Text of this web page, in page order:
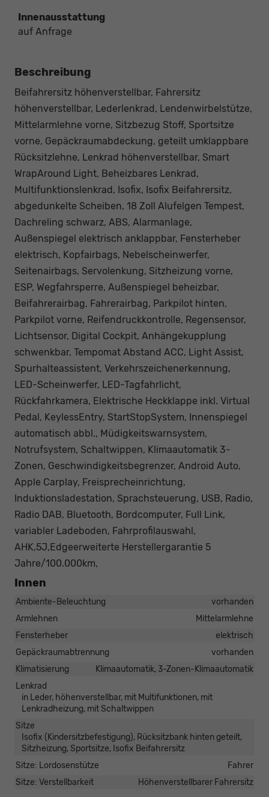
Innenausstattung
auf Anfrage
Beschreibung
Beifahrersitz höhenverstellbar, Fahrersitz
höhenverstellbar, Lederlenkrad, Lendenwirbelstütze,
Mittelarmlehne vorne, Sitzbezug Stoff, Sportsitze
vorne, Gepäckraumabdeckung, geteilt umklappbare
Rücksitzlehne, Lenkrad höhenverstellbar, Smart
WrapAround Light, Beheizbares Lenkrad,
Multifunktionslenkrad, Isofix, Isofix Beifahrersitz,
abgedunkelte Scheiben, 18 Zoll Alufelgen Tempest,
Dachreling schwarz, ABS, Alarmanlage,
Außenspiegel elektrisch anklappbar, Fensterheber
elektrisch, Kopfairbags, Nebelscheinwerfer,
Seitenairbags, Servolenkung, Sitzheizung vorne,
ESP, Wegfahrsperre, Außenspiegel beheizbar,
Beifahrerairbag, Fahrerairbag, Parkpilot hinten,
Parkpilot vorne, Reifendruckkontrolle, Regensensor,
Lichtsensor, Digital Cockpit, Anhängekupplung
schwenkbar, Tempomat Abstand ACC, Light Assist,
Spurhalteassistent, Verkehrszeichenerkennung,
LED-Scheinwerfer, LED-Tagfahrlicht,
Rückfahrkamera, Elektrische Heckklappe inkl. Virtual
Pedal, KeylessEntry, StartStopSystem, Innenspiegel
automatisch abbl., Müdigkeitswarnsystem,
Notrufsystem, Schaltwippen, Klimaautomatik 3-
Zonen, Geschwindigkeitsbegrenzer, Android Auto,
Apple Carplay, Freisprecheinrichtung,
Induktionsladestation, Sprachsteuerung, USB, Radio,
Radio DAB, Bluetooth, Bordcomputer, Full Link,
variabler Ladeboden, Fahrprofilauswahl,
AHK,5J,Edgeerweiterte Herstellergarantie 5
Jahre/100.000km,
Innen
Ambiente-Beleuchtung
vorhanden
Armlehnen
Mittelarmlehne
Fensterheber
elektrisch
Gepäckraumabtrennung
vorhanden
Klimatisierung
Klimaautomatik, 3-Zonen-Klimaautomatik
Lenkrad
in Leder, höhenverstellbar, mit Multifunktionen, mit
Lenkradheizung, mit Schaltwippen
Sitze
Isofix (Kindersitzbefestigung), Rücksitzbank hinten geteilt,
Sitzheizung, Sportsitze, Isofix Beifahrersitz
Sitze: Lordosenstütze
Fahrer
Sitze: Verstellbarkeit
Höhenverstellbarer Fahrersitz